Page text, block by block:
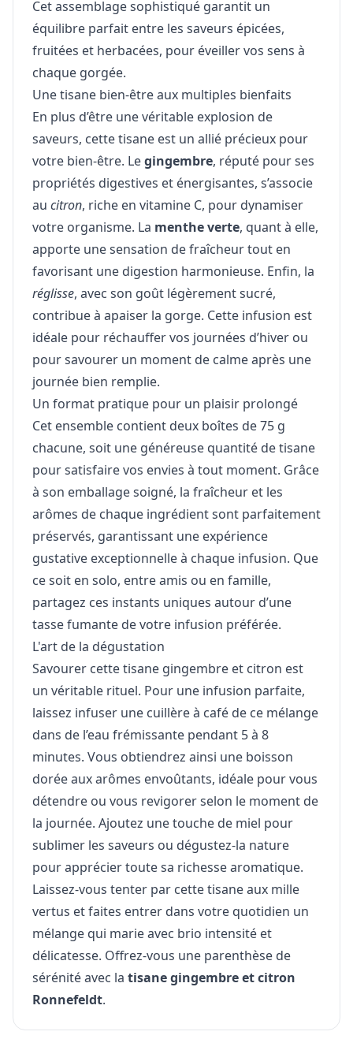
Cet assemblage sophistiqué garantit un
équilibre parfait entre les saveurs épicées,
fruitées et herbacées, pour éveiller vos sens à
chaque gorgée.
Une tisane bien-être aux multiples bienfaits
En plus d’être une véritable explosion de
saveurs, cette tisane est un allié précieux pour
votre bien-être. Legingembre, réputé pour ses
propriétés digestives et énergisantes, s’associe
au citron, riche en vitamine C, pour dynamiser
votre organisme. La menthe verte, quant à elle,
apporte une sensation de fraîcheur tout en
favorisant une digestion harmonieuse. Enfin, la
réglisse, avec son goût légèrement sucré,
contribue à apaiser la gorge. Cette infusion est
idéale pour réchauffer vos journées d’hiver ou
pour savourer un moment de calme après une
journée bien remplie.
Un format pratique pour un plaisir prolongé
Cet ensemble contient deux boîtes de 75 g
chacune, soit une généreuse quantité de tisane
pour satisfaire vos envies à tout moment. Grâce
à son emballage soigné, la fraîcheur et les
arômes de chaque ingrédient sont parfaitement
préservés, garantissant une expérience
gustative exceptionnelle à chaque infusion. Que
ce soit en solo, entre amis ou en famille,
partagez ces instants uniques autour d’une
tasse fumante de votre infusion préférée.
L'art de la dégustation
Savourer cette tisane gingembre et citron est
un véritable rituel. Pour une infusion parfaite,
laissez infuser une cuillère à café de ce mélange
dans de l’eau frémissante pendant 5 à 8
minutes. Vous obtiendrez ainsi une boisson
dorée aux arômes envoûtants, idéale pour vous
détendre ou vous revigorer selon le moment de
la journée. Ajoutez une touche de miel pour
sublimer les saveurs ou dégustez-la nature
pour apprécier toute sa richesse aromatique.
Laissez-vous tenter par cette tisane aux mille
vertus et faites entrer dans votre quotidien un
mélange qui marie avec brio intensité et
délicatesse. Offrez-vous une parenthèse de
sérénité avec la tisane gingembre et citron
Ronnefeldt.